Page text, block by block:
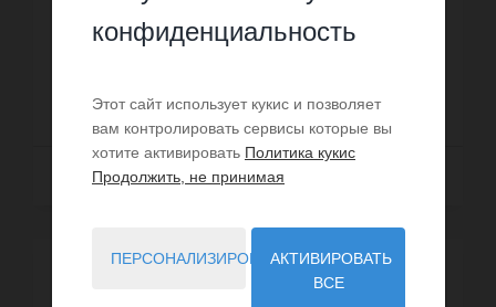
всего в нескольких минутах ходьбы от Гранд
Отеля. Она имеет прекрасный плоский сад и
Номер: IMG-29196908
10 500 000 €
Далее
конфиденциальность
Этот сайт использует кукис и позволяет
вам контролировать сервисы которые вы
хотите активировать Политика кукис
Продолжить, не принимая
ПЕРСОНАЛИЗИРОВАТЬАКТИВИРОВАТЬ
ВСЕ